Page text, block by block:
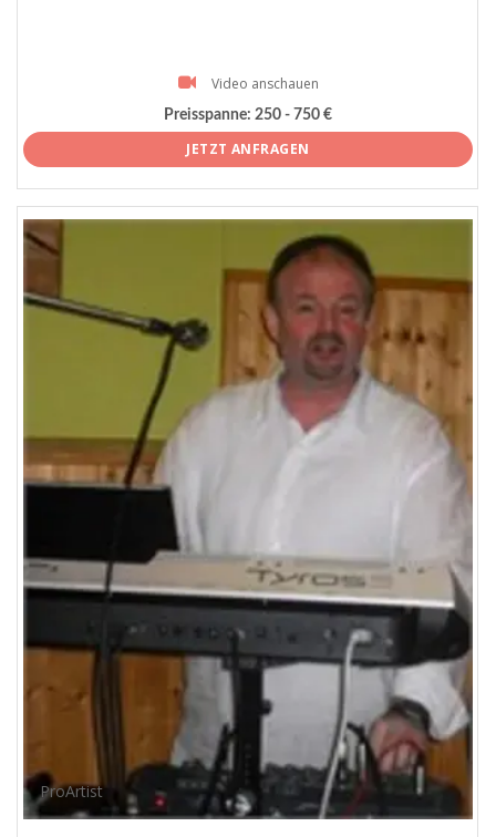
Video anschauen
Preisspanne: 250 - 750 €
JETZT ANFRAGEN
ProArtist